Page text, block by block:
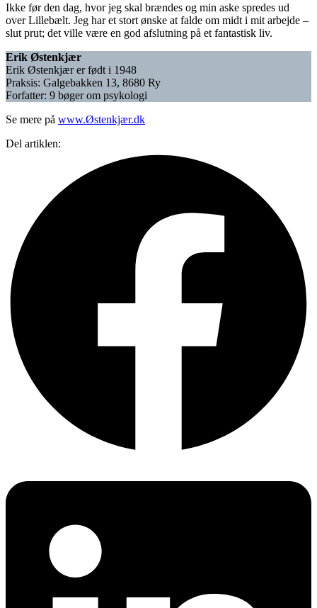
Ikke før den dag, hvor jeg skal brændes og min aske spredes ud
over Lillebælt. Jeg har et stort ønske at falde om midt i mit arbejde –
slut prut; det ville være en god afslutning på et fantastisk liv.
Erik Østenkjær
Erik Østenkjær er født i 1948
Praksis: Galgebakken 13, 8680 Ry
Forfatter: 9 bøger om psykologi
Se mere på www.Østenkjær.dk
Del artiklen: